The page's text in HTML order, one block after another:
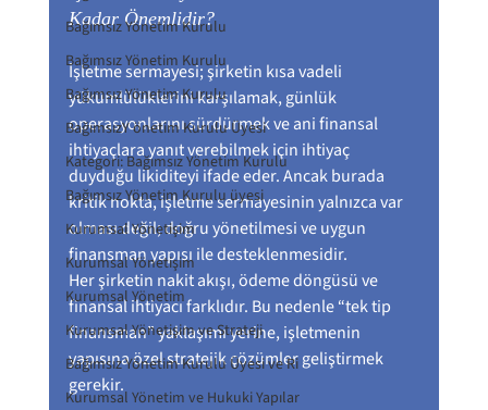
Bağımsız Yönetim Kurulu
Bağımsız Yönetim Kurulu
Bağımsız Yönetim Kurulu
BağımsızY önetim Kurulu Üyesi
Kategori: Bağımsız Yönetim Kurulu
Bağımsız Yönetim Kurulu üyesi
Kurumsal Yönetişim
Kurumsal Yönetişim
Kurumsal Yönetim
Kurumsal Yönetişim ve Strateji
Bağımsız Yönetim Kurulu Üyesi ve Ri
Kurumsal Yönetim ve Hukuki Yapılar
Kadar Önemlidir?
İşletme sermayesi; şirketin kısa vadeli
yükümlülüklerini karşılamak, günlük
operasyonlarını sürdürmek ve ani finansal
ihtiyaçlara yanıt verebilmek için ihtiyaç
duyduğu likiditeyi ifade eder. Ancak burada
kritik nokta, işletme sermayesinin yalnızca var
olması değil; doğru yönetilmesi ve uygun
finansman yapısı ile desteklenmesidir.
Her şirketin nakit akışı, ödeme döngüsü ve
finansal ihtiyacı farklıdır. Bu nedenle “tek tip
finansman” yaklaşımı yerine, işletmenin
yapısına özel stratejik çözümler geliştirmek
gerekir.